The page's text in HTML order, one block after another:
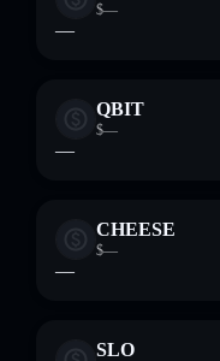
$—
—
QBIT
$—
—
CHEESE
$—
—
SLO